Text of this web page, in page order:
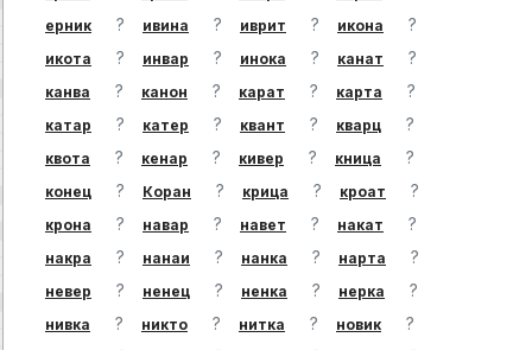
ерник ? ивина ? иврит ? икона ?
икота ? инвар ? инока ? канат ?
канва ? канон ? карат ? карта ?
катар ? катер ? квант ? кварц ?
квота ? кенар ? кивер ? кница ?
конец ? Коран ? крица ? кроат ?
крона ? навар ? навет ? накат ?
накра ? нанаи ? нанка ? нарта ?
невер ? ненец ? ненка ? нерка ?
нивка ? никто ? нитка ? новик ?